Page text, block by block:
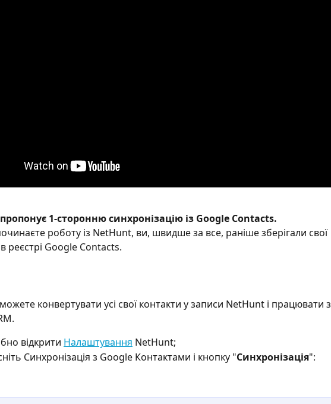
1-сторонню синхронізацію із Google Contacts.
роботу із NetHunt, ви, швидше за все, раніше зберігали свої
реєстрі Google Contacts.
конвертувати усі свої контакти у записи NetHunt і працювати з
відкрити Налаштування NetHunt;
Синхронізація з Google Контактами і кнопку "Синхронізація":